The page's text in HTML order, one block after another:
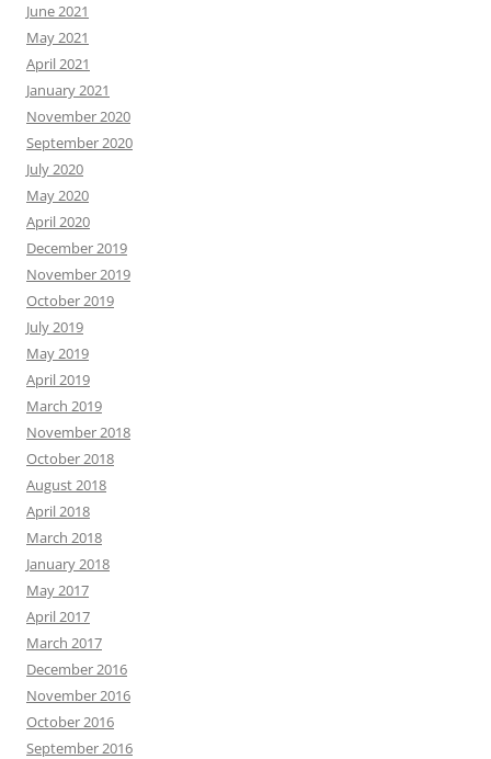
June 2021
May 2021
April 2021
January 2021
November 2020
September 2020
July 2020
May 2020
April 2020
December 2019
November 2019
October 2019
July 2019
May 2019
April 2019
March 2019
November 2018
October 2018
August 2018
April 2018
March 2018
January 2018
May 2017
April 2017
March 2017
December 2016
November 2016
October 2016
September 2016